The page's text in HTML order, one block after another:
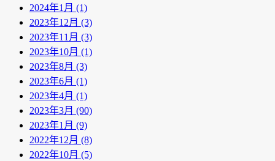
2024年1月 (1)
2023年12月 (3)
2023年11月 (3)
2023年10月 (1)
2023年8月 (3)
2023年6月 (1)
2023年4月 (1)
2023年3月 (90)
2023年1月 (9)
2022年12月 (8)
2022年10月 (5)